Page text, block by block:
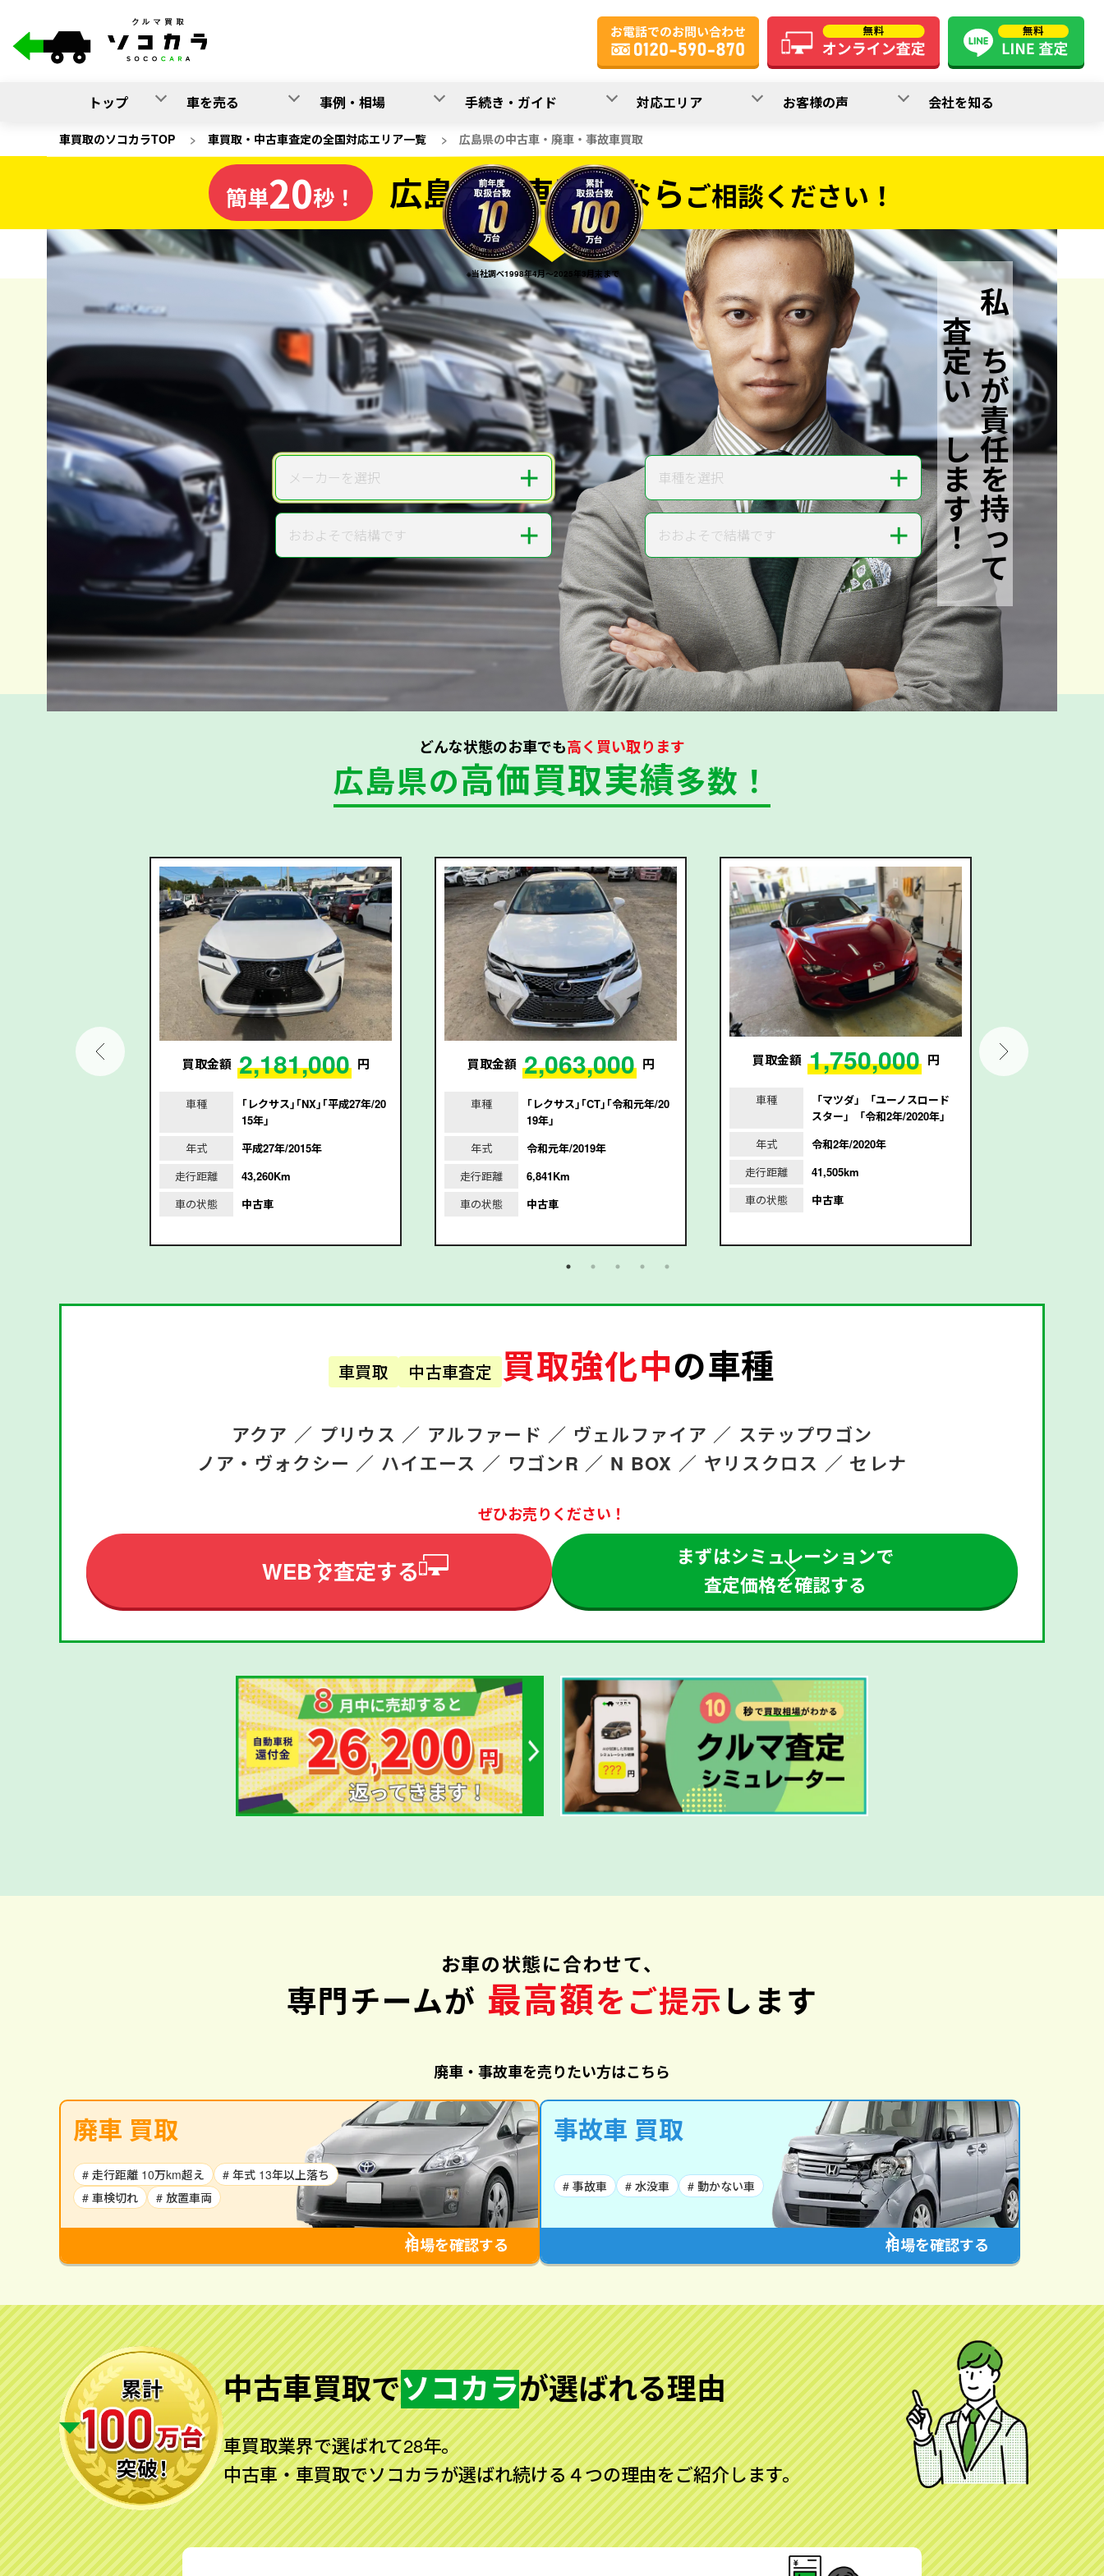
トップ 車を売る 事例・相場 手続き・ガイド 対応エリア お客様の声 会社を知る
車買取のソコカラTOP > 車買取・中古車査定の全国対応エリア一覧 > 広島県の中古車・廃車・事故車買取
広島県の車買取なら
ソコカラの
電話か出張か、高い方の査定を提案。
だから高価買取!
※当社調べ1998年4月～2025年3月末まで
私たちが責任を持って
査定いたします！
簡単20秒！ 広島県の車買取ならご相談ください！
20秒で入力完了！
無料でカンタンWeb査定
ご依頼いただいたお車を丁寧に査定いたします
メーカー メーカーを選択 ＋ 車種 車種を選択 ＋
年式 おおよそで結構です ＋ 走行距離 おおよそで結構です ＋
無料で査定する
どんな状態のお車でも高く買い取ります
広島県の高価買取実績多数！
円 買取金額 2,181,000 円
車種
｢レクサス｣｢NX｣｢平成27年/20
15年｣
年式
平成27年/2015年
走行距離
43,260Km
車の状態
中古車
買取金額 2,063,000 円
車種
｢レクサス｣｢CT｣｢令和元年/20
19年｣
年式
令和元年/2019年
走行距離
6,841Km
車の状態
中古車
買取金額 1,750,000 円
車種
「マツダ」「ユーノスロード
スター」「令和2年/2020年」
年式
令和2年/2020年
走行距離
41,505km
車の状態
中古車
車買取 中古車査定 買取強化中の車種
アクア ／ プリウス ／ アルファード ／ ヴェルファイア ／ ステップワゴン
ノア・ヴォクシー ／ ハイエース ／ ワゴンR ／ N BOX ／ ヤリスクロス ／ セレナ
ぜひお売りください！
WEBで査定する
まずはシミュレーションで
査定価格を確認する
お車の状態に合わせて、
専門チームが 最高額をご提示します
廃車・事故車を売りたい方はこちら
廃車 買取
# 走行距離 10万km超え
# 年式 13年以上落ち
# 車検切れ
# 放置車両
相場を確認する
事故車 買取
# 事故車 # 水没車 # 動かない車
相場を確認する
中古車買取でソコカラが選ばれる理由
車買取業界で選ばれて28年。
中古車・車買取でソコカラが選ばれ続ける４つの理由をご紹介します。